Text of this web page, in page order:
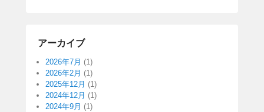
アーカイブ
2026年7月 (1)
2026年2月 (1)
2025年12月 (1)
2024年12月 (1)
2024年9月 (1)